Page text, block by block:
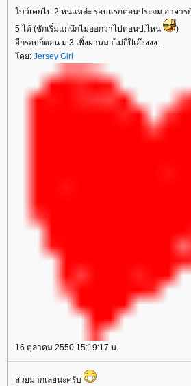
บว์เคยไป 2 หนแหล่ะ รอบแรกตอนประถม อาจาร
5 ได้ (ชักเริ่มแก่นึกไม่ออกว่าไปตอนป.ไหน
)
อีกรอบก็ตอน ม.3 เพิ่งผ่านมาไม่กี่ปีเอ๊งงงง...
ดย: Jersey Girl
16 ตุลาคม 2550 15:19:17 น.
สวยมากเลยนะครับ